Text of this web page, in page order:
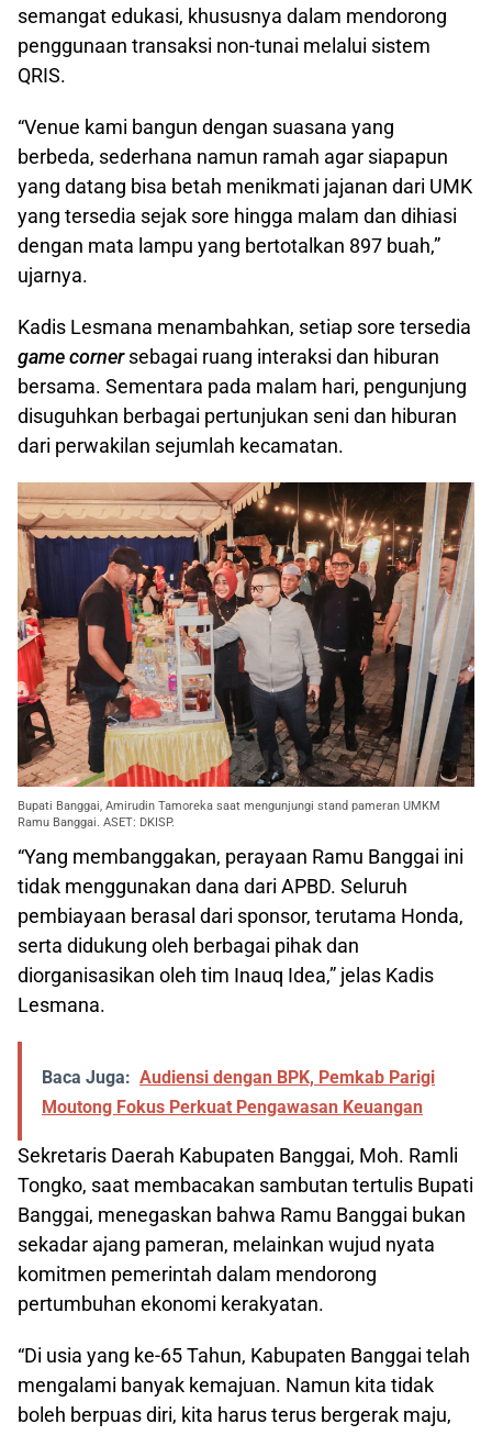
semangat edukasi, khususnya dalam mendorong
penggunaan transaksi non-tunai melalui sistem
QRIS.
“Venue kami bangun dengan suasana yang
berbeda, sederhana namun ramah agar siapapun
yang datang bisa betah menikmati jajanan dari UMK
yang tersedia sejak sore hingga malam dan dihiasi
dengan mata lampu yang bertotalkan 897 buah,”
ujarnya.
Kadis Lesmana menambahkan, setiap sore tersedia
game cornersebagai ruang interaksi dan hiburan
bersama. Sementara pada malam hari, pengunjung
disuguhkan berbagai pertunjukan seni dan hiburan
dari perwakilan sejumlah kecamatan.
Bupati Banggai, Amirudin Tamoreka saat mengunjungi stand pameran UMKM
Ramu Banggai. ASET: DKISP.
“Yang membanggakan, perayaan Ramu Banggai ini
tidak menggunakan dana dari APBD. Seluruh
pembiayaan berasal dari sponsor, terutama Honda,
serta didukung oleh berbagai pihak dan
diorganisasikan oleh tim Inauq Idea,” jelas Kadis
Lesmana.
Baca Juga: Audiensi dengan BPK, Pemkab Parigi
Moutong Fokus Perkuat Pengawasan Keuangan
Sekretaris Daerah Kabupaten Banggai, Moh. Ramli
Tongko, saat membacakan sambutan tertulis Bupati
Banggai, menegaskan bahwa Ramu Banggai bukan
sekadar ajang pameran, melainkan wujud nyata
komitmen pemerintah dalam mendorong
pertumbuhan ekonomi kerakyatan.
“Di usia yang ke-65 Tahun, Kabupaten Banggai telah
mengalami banyak kemajuan. Namun kita tidak
boleh berpuas diri, kita harus terus bergerak maju,